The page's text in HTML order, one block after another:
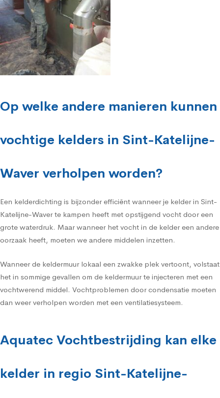
Op welke andere manieren kunnen
vochtige kelders in Sint-Katelijne-
Waver verholpen worden?
Een kelderdichting is bijzonder efficiënt wanneer je kelder in Sint-
Katelijne-Waver te kampen heeft met opstijgend vocht door een
grote waterdruk. Maar wanneer het vocht in de kelder een andere
oorzaak heeft, moeten we andere middelen inzetten.
Wanneer de keldermuur lokaal een zwakke plek vertoont, volstaat
het in sommige gevallen om de keldermuur te injecteren met een
vochtwerend middel. Vochtproblemen door condensatie moeten
dan weer verholpen worden met een ventilatiesysteem.
Aquatec Vochtbestrijding kan elke
kelder in regio Sint-Katelijne-